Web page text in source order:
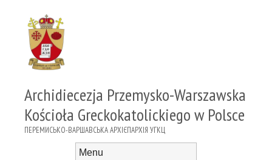
Archidiecezja Przemysko-Warszawska
Kościoła Greckokatolickiego w Polsce
ПЕРЕМИСЬКО-ВАРШАВСЬКА АРХІЄПАРХІЯ УГКЦ